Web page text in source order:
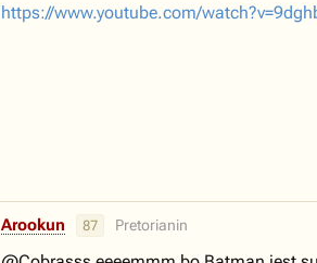
https://www.youtube.com/
Arookun 87 Pretorianin